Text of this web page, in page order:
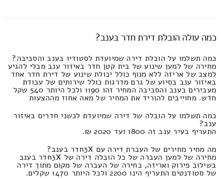
כמה עולה הובלת דירת חדר בענב?
כמה תשלמו על הובלת דירה שמיועדת לסטודיו בענב והסביבה?
מחירה של למען שינוע של בית קטן חדר באיזור ענב מבלי להגיע
למצב של אריזה ללא מנוף כולל יכולת שינוע של דירת חדר אחד
באיזור ענב בסיוע של גרם מדרגות כולל שירותים של עבודת
מעבירים בענב והסביבה המחיר זהו 1190 ולכל היותר 540 שקל
חדש. מחוייבים להוריד את המחיר של מאה אחוז מההצעות
כמה תשלמו על הובלה של דירה שמיועדת לכשני חדרים באיזור
ענב?
התעריף בעיר ענב זה 1800 ועד 2020 ₪.
מה מחיר מחירים של העברת דירה עם 3Xחדר בענב?
מחירה של למען העברה של כל הובלה דירה של 3Xחדר בענב
בשילוב פירוק ואריזה, בחירה של העברה של מקום מתוך דירה
של סטודנטים התעריף הינו 2200 ולכל היותר 1470 שקלים.